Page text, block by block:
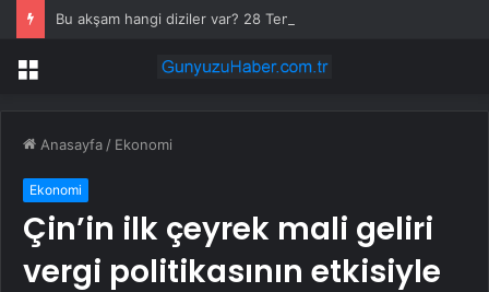
Menü
Anasayfa / Ekonomi
Ekonomi
Çin’in ilk çeyrek mali geliri
vergi politikasının etkisiyle